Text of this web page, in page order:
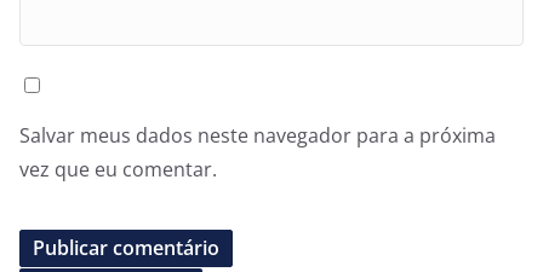
Salvar meus dados neste navegador para a próxima
vez que eu comentar.